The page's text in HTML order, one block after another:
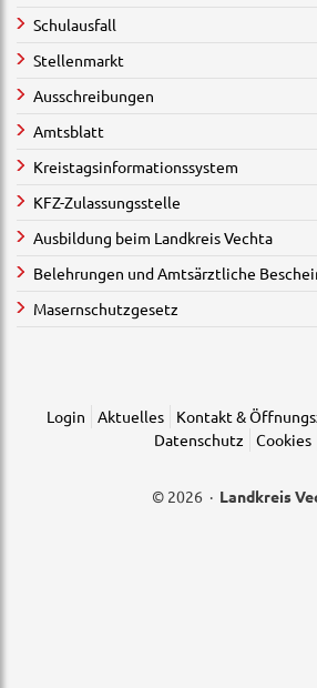
Schulausfall
Stellenmarkt
Ausschreibungen
Amtsblatt
Kreistagsinformationssystem
KFZ-Zulassungsstelle
Ausbildung beim Landkreis Vechta
Belehrungen und Amtsärztliche
Masernschutzgesetz
Login Aktuelles Kontakt &
Datenschutz
Cookies
© 2026 · Landkreis